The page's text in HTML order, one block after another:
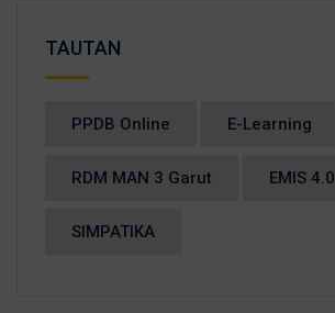
TAUTAN
PPDB Online E-Learning
RDM MAN 3 Garut EMIS 4.0
SIMPATIKA